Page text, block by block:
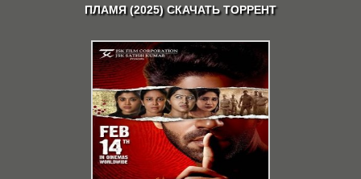
ПЛАМЯ (2025) СКАЧАТЬ ТОРРЕНТ